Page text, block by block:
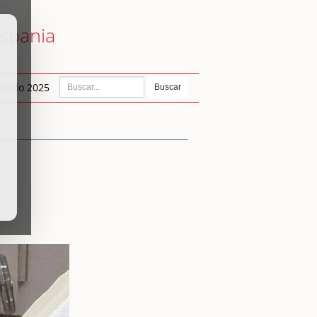
2025 Buscar